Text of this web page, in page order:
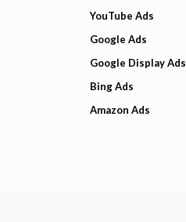
YouTube Ads
Google Ads
Google Display Ads
Bing Ads
Amazon Ads